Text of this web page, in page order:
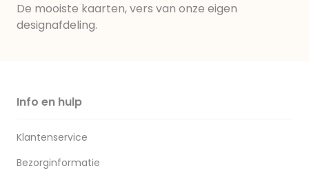
De mooiste kaarten, vers van onze eigen
designafdeling.
Info en hulp
Klantenservice
Bezorginformatie